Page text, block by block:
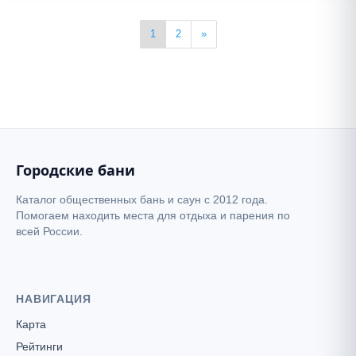
1 2 »
Городские бани
Каталог общественных бань и саун с 2012 года.
Помогаем находить места для отдыха и парения по
всей России.
НАВИГАЦИЯ
Карта
Рейтинги